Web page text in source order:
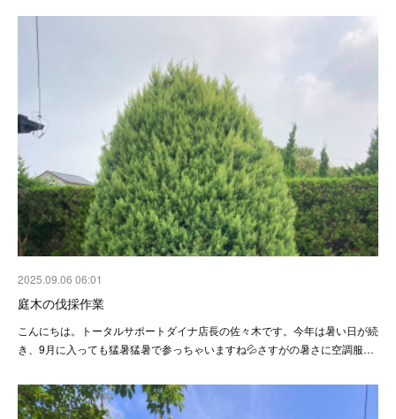
2025.09.06 06:01
庭木の伐採作業
こんにちは。トータルサポートダイナ店長の佐々木です。今年は暑い日が続
き、9月に入っても猛暑猛暑で参っちゃいますね💦さすがの暑さに空調服…